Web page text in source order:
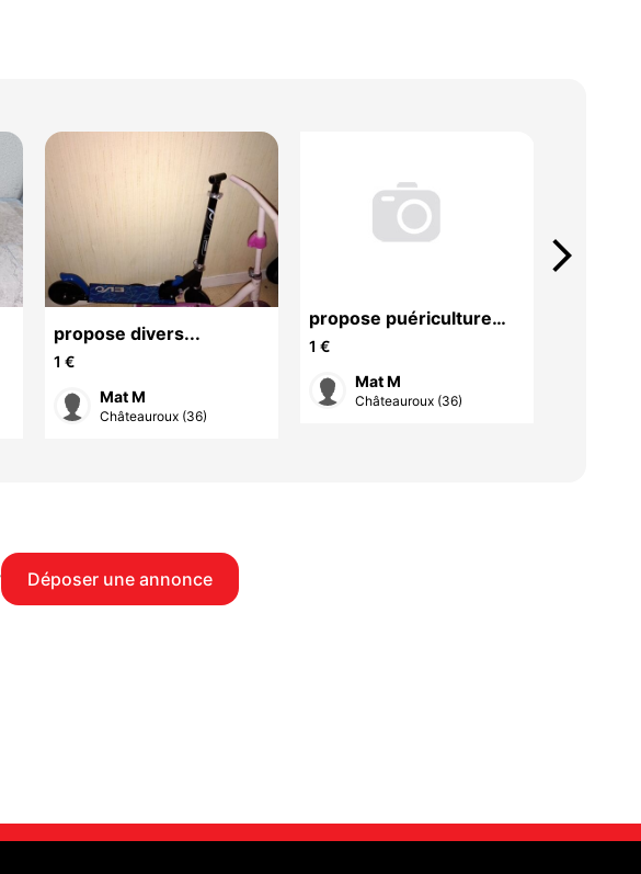
propose divers...
1 €
Mat M
Châteauroux (36)
propose puériculture
divers...
1 €
Mat M
Châteauroux (36)
arrow_forward_ios
Déposer une annonce